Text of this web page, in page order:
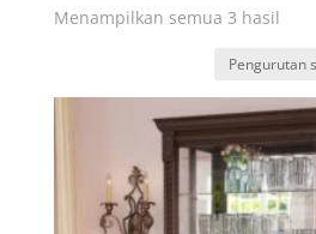
Menampilkan semua 3 hasil